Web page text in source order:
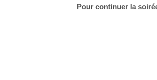
Pour continuer la